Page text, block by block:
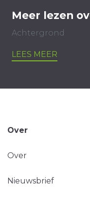
Meer lezen
Achtergrond
LEES MEER
Over
Over
Nieuwsbrief